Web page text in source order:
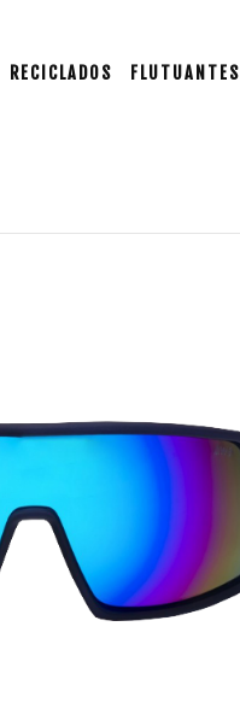
RECICLADOS FLUTUANTES